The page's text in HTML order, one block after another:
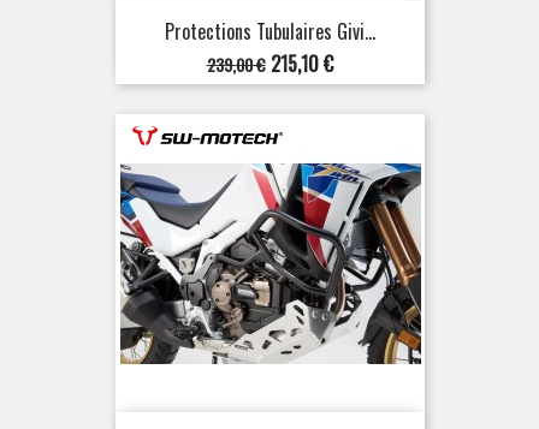
Protections Tubulaires Givi...
Prix
de
base
239,00 € Prix
215,10 €